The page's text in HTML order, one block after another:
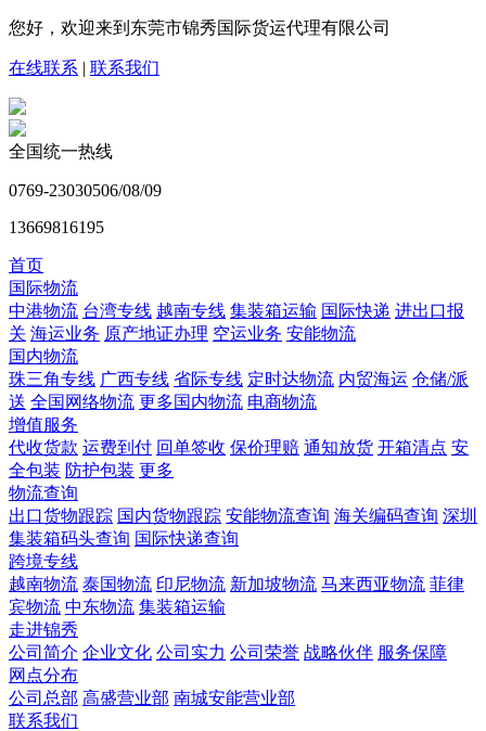
您好，欢迎来到东莞市锦秀国际货运代理有限公司
在线联系 | 联系我们
全国统一热线
0769-23030506/08/09
13669816195
首页
国际物流
中港物流 台湾专线 越南专线 集装箱运输 国际快递 进出口报
关 海运业务 原产地证办理 空运业务 安能物流
国内物流
珠三角专线 广西专线 省际专线 定时达物流 内贸海运 仓储/派
送 全国网络物流 更多国内物流 电商物流
增值服务
代收货款 运费到付 回单签收 保价理赔 通知放货 开箱清点 安
全包装 防护包装 更多
物流查询
出口货物跟踪 国内货物跟踪 安能物流查询 海关编码查询 深圳
集装箱码头查询 国际快递查询
跨境专线
越南物流 泰国物流 印尼物流 新加坡物流 马来西亚物流 菲律
宾物流 中东物流 集装箱运输
走进锦秀
公司简介 企业文化 公司实力 公司荣誉 战略伙伴 服务保障
网点分布
公司总部 高盛营业部 南城安能营业部
联系我们